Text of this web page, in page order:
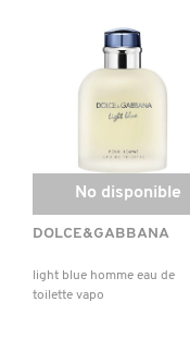
No disponible
DOLCE&GABBANA
light blue homme eau de
toilette vapo